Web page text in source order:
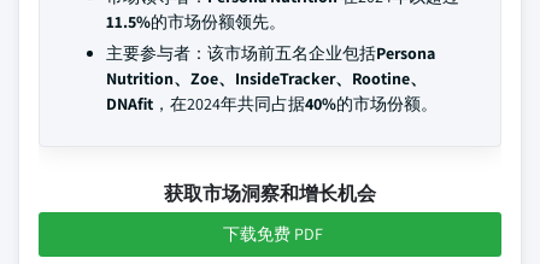
11.5%的市场份额领先。
主要参与者：该市场前五名企业包括Persona
Nutrition、Zoe、InsideTracker、Rootine、
DNAfit ，在2024年共同占据40%的市场份额。
获取市场洞察和增长机会
下载免费 PDF